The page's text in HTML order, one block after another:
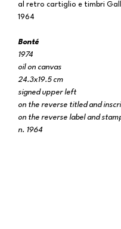
al retro cartiglio e timbri
1964
Bonté
1974
oil on canvas
24.3x19.5 cm
signed upper left
on the reverse titled and
on the reverse label and
n. 1964